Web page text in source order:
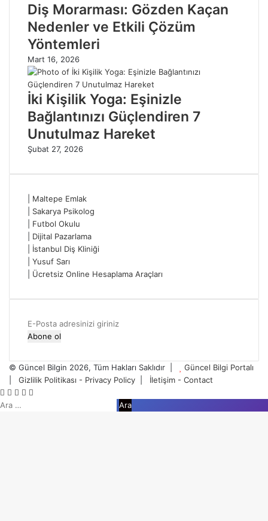
Diş Morarması: Gözden Kaçan
Nedenler ve Etkili Çözüm
Yöntemleri
Mart 16, 2026
İki Kişilik Yoga: Eşinizle
Bağlantınızı Güçlendiren 7
Unutulmaz Hareket
Şubat 27, 2026
Maltepe Emlak
Sakarya Psikolog
Futbol Okulu
Dijital Pazarlama
İstanbul Diş Kliniği
Yusuf Sarı
Ücretsiz Online Hesaplama Araçları
E-
Posta
giriniz
© Güncel Bilgin 2026, Tüm Hakları Saklıdır |
Güncel Bilgi Portalı
Gizlilik Politikası - Privacy Policy
İletişim - Contact
Facebook
Twitter
WhatsApp
Telegram
Arama: